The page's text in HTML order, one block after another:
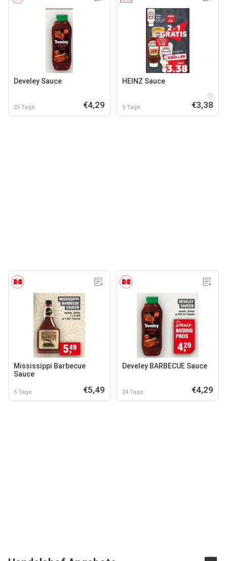
Develey Sauce
25 Tage €4,29
HEINZ Sauce
5 Tage €3,38
Mississippi Barbecue
Sauce
5 Tage €5,49
Develey BARBECUE Sauce
24 Tage €4,29